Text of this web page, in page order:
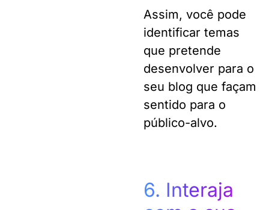
Assim, você pode
identificar temas
que pretende
desenvolver para o
seu blog que façam
sentido para o
público-alvo.
6. Interaja